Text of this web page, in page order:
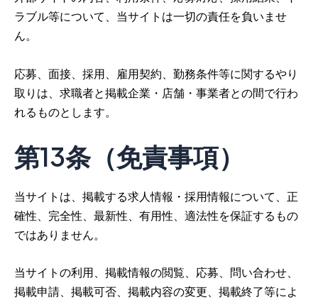
ラブル等について、当サイトは一切の責任を負いませ
ん。
応募、面接、採用、雇用契約、勤務条件等に関するやり
取りは、求職者と掲載企業・店舗・事業者との間で行わ
れるものとします。
第13条（免責事項）
当サイトは、掲載する求人情報・採用情報について、正
確性、完全性、最新性、有用性、適法性を保証するもの
ではありません。
当サイトの利用、掲載情報の閲覧、応募、問い合わせ、
掲載申請、掲載可否、掲載内容の変更、掲載終了等によ